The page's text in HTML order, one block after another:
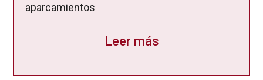
aparcamientos
Leer más